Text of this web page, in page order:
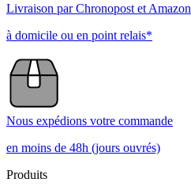
Livraison par Chronopost et Amazon
à domicile ou en point relais*
Nous expédions votre commande
en moins de 48h (jours ouvrés)
Produits